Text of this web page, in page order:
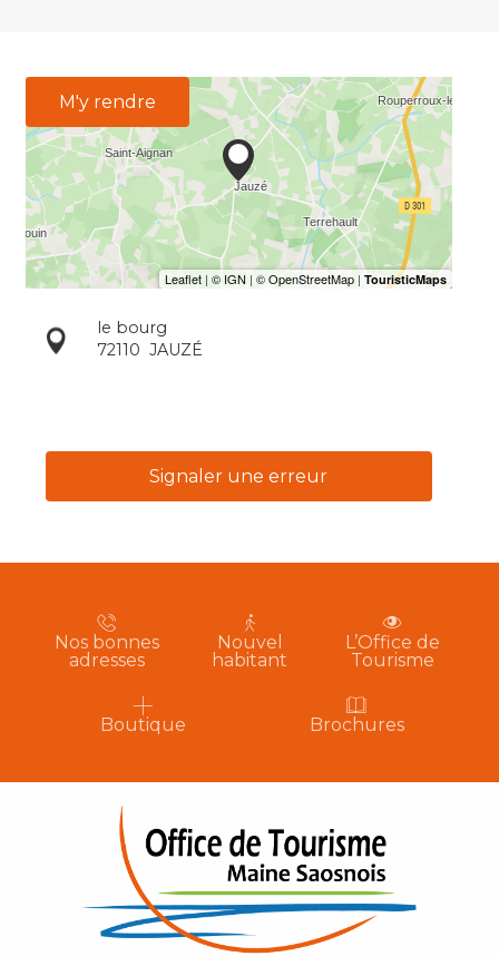
M'y rendre
le bourg
72110 JAUZÉ
Signaler une erreur
Nos bonnes
adresses
Nouvel
habitant
L’Office de
Tourisme
Boutique Brochures